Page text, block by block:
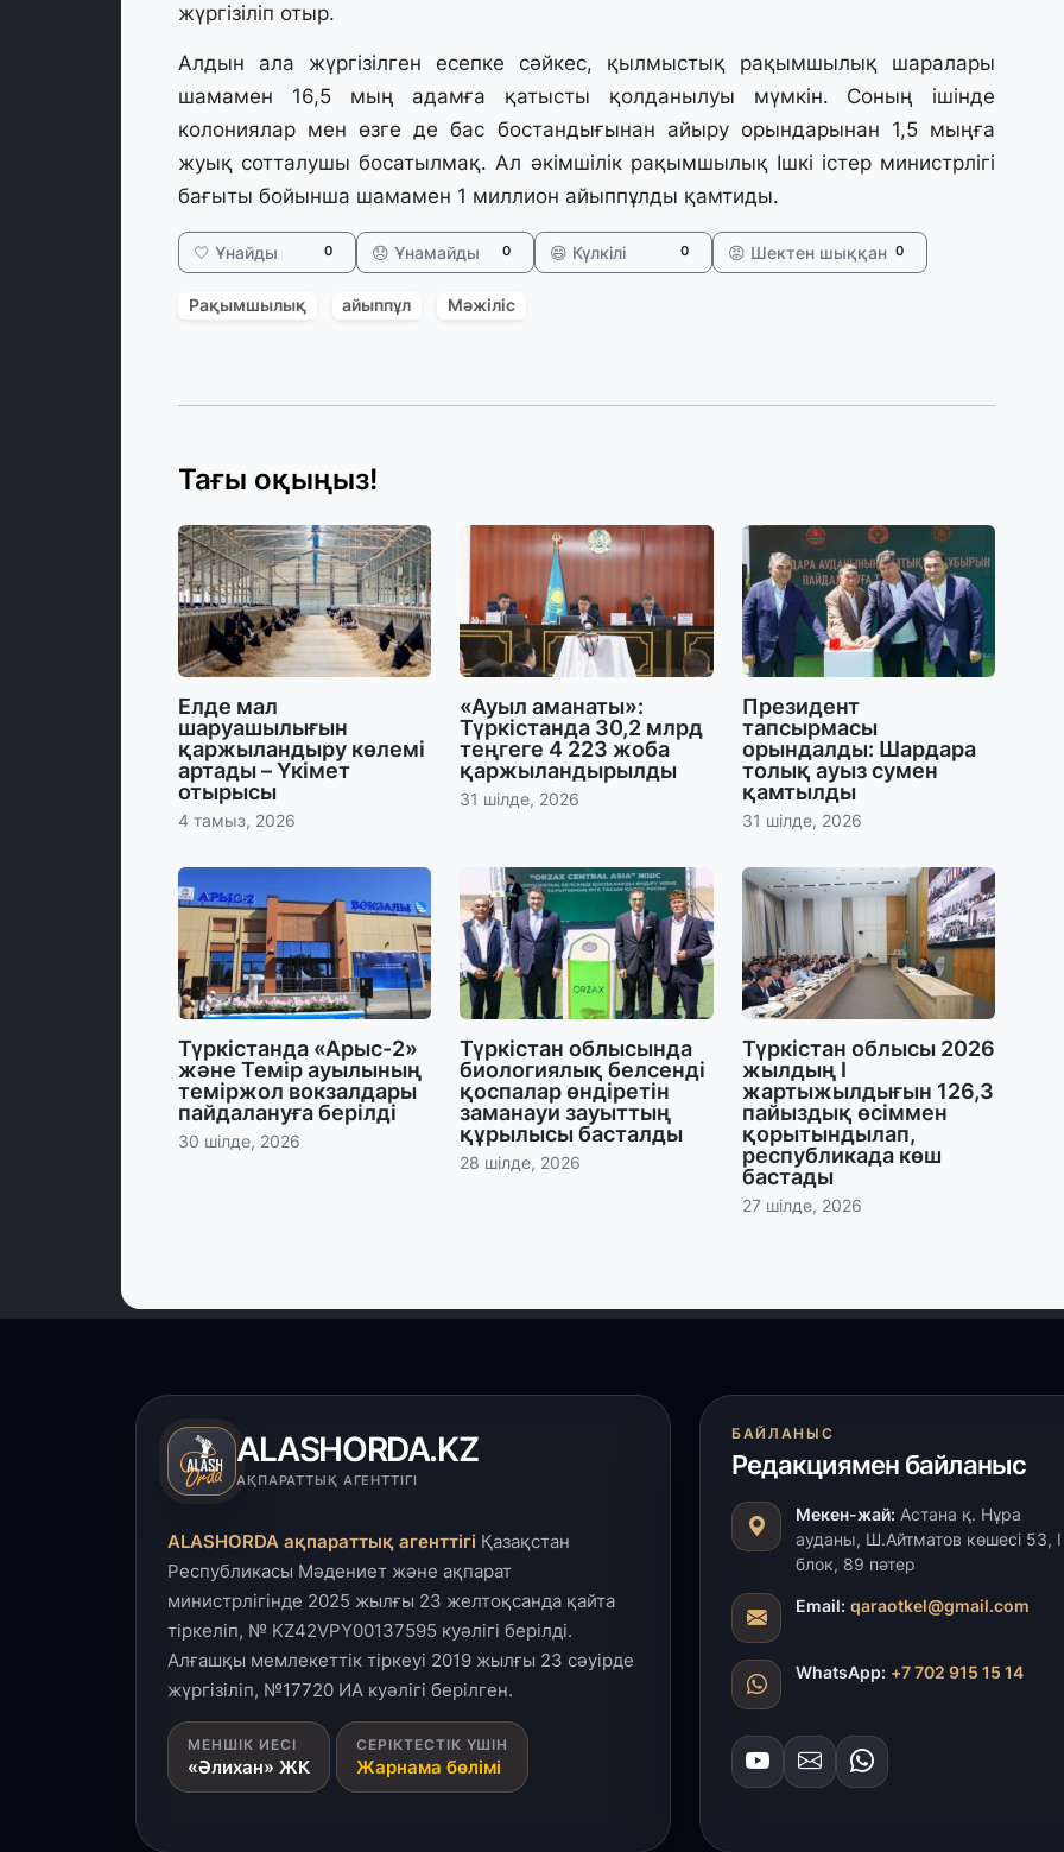
жүргізіліп отыр.
Алдын ала жүргізілген есепке сәйкес, қылмыстық рақымшылық шаралары
шамамен 16,5 мың адамға қатысты қолданылуы мүмкін. Соның ішінде
колониялар мен өзге де бас бостандығынан айыру орындарынан 1,5 мыңға
жуық сотталушы босатылмақ. Ал әкімшілік рақымшылық Ішкі істер министрлігі
бағыты бойынша шамамен 1 миллион айыппұлды қамтиды.
🤍 Ұнайды 0 😞 Ұнамайды 0 😄 Күлкілі 0 😡 Шектен шыққан 0
Рақымшылық айыппұл Мәжіліс
Тағы оқыңыз!
Елде мал
шаруашылығын
қаржыландыру көлемі
артады – Үкімет
отырысы
4 тамыз, 2026
«Ауыл аманаты»:
Түркістанда 30,2 млрд
теңгеге 4 223 жоба
қаржыландырылды
31 шілде, 2026
Президент
тапсырмасы
орындалды: Шардара
толық ауыз сумен
қамтылды
31 шілде, 2026
Түркістанда «Арыс-2»
және Темір ауылының
теміржол вокзалдары
пайдалануға берілді
30 шілде, 2026
Түркістан облысында
биологиялық белсенді
қоспалар өндіретін
заманауи зауыттың
құрылысы басталды
28 шілде, 2026
Түркістан облысы 2026
жылдың І
жартыжылдығын 126,3
пайыздық өсіммен
қорытындылап,
республикада көш
бастады
27 шілде, 2026
ALASHORDA.KZ
АҚПАРАТТЫҚ АГЕНТТІГІ
ALASHORDA ақпараттық агенттігі Қазақстан
Республикасы Мәдениет және ақпарат
министрлігінде 2025 жылғы 23 желтоқсанда қайта
тіркеліп, № KZ42VPY00137595 куәлігі берілді.
Алғашқы мемлекеттік тіркеуі 2019 жылғы 23 сәуірде
жүргізіліп, №17720 ИА куәлігі берілген.
МЕНШІК ИЕСІ
«Әлихан» ЖК
СЕРІКТЕСТІК ҮШІН
Жарнама бөлімі
БАЙЛАНЫС
Редакциямен байланыс
Мекен-жай: Астана қ. Нұра
ауданы, Ш.Айтматов көшесі 53, І
блок, 89 пәтер
Email: qaraotkel@gmail.com
WhatsApp: +7 702 915 15 14